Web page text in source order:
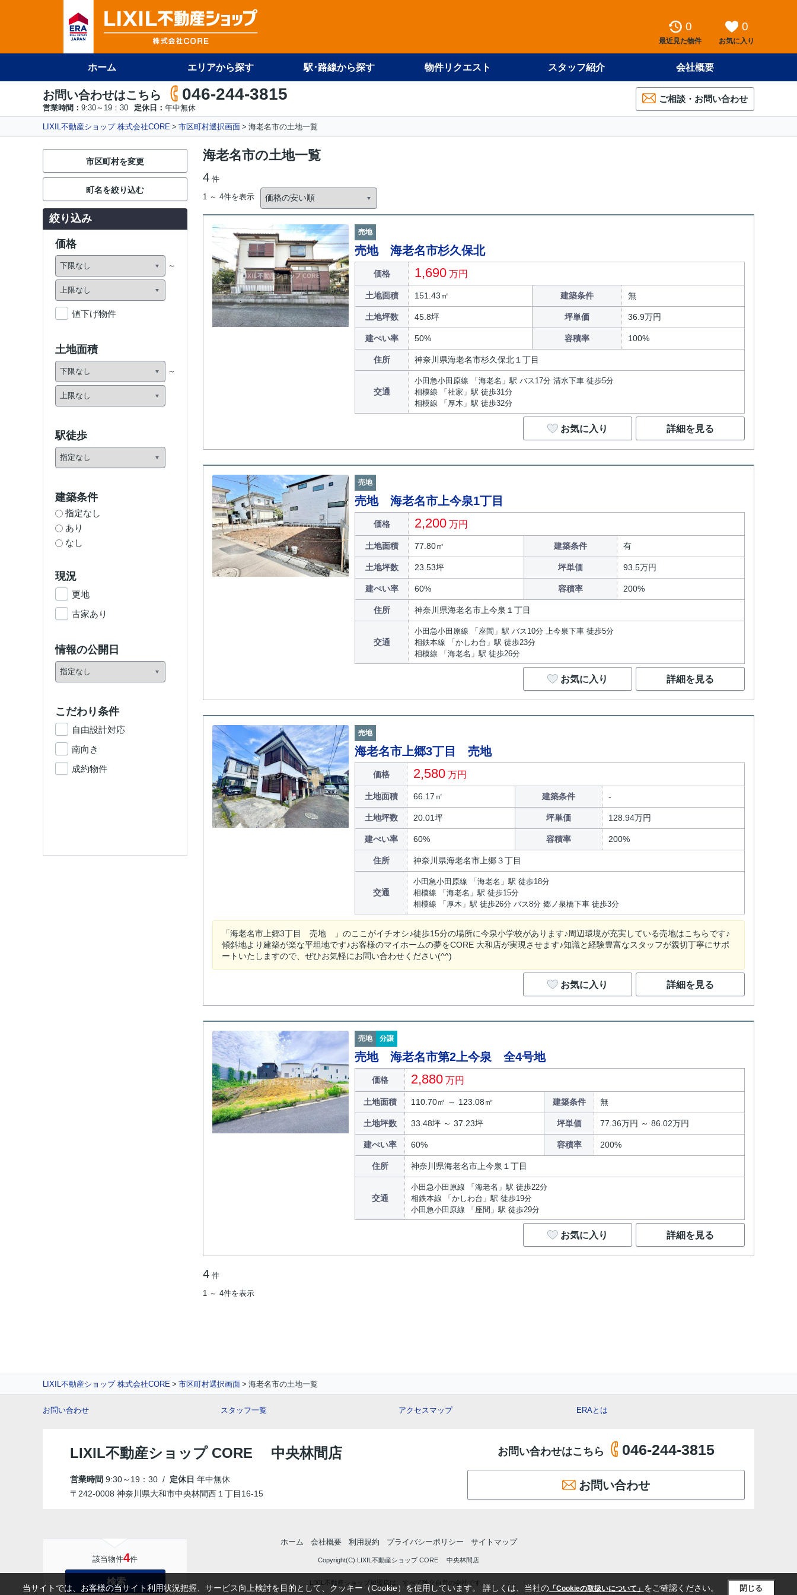
0
最近見た物件
0
お気に入り
ホーム エリアから探す 駅･路線から探す 物件リクエスト スタッフ紹介 会社概要
お問い合わせはこちら 046-244-3815
営業時間： 9:30～19：30 定休日： 年中無休
ご相談・お問い合わせ
LIXIL不動産ショップ 株式会社CORE 市区町村選択画面 海老名市の土地一覧
海老名市の土地一覧
4 件
1 ～ 4件を表示
売地
売地 海老名市杉久保北
価格 1,690 万円
土地面積 151.43㎡ 建築条件 無
土地坪数 45.8坪 坪単価 36.9万円
建ぺい率 50% 容積率 100%
住所 神奈川県海老名市杉久保北１丁目
交通
小田急小田原線 「海老名」駅 バス17分 清水下車 徒歩5分
相模線 「社家」駅 徒歩31分
相模線 「厚木」駅 徒歩32分
お気に入り 詳細を見る
売地
売地 海老名市上今泉1丁目
価格 2,200 万円
土地面積 77.80㎡ 建築条件 有
土地坪数 23.53坪 坪単価 93.5万円
建ぺい率 60% 容積率 200%
住所 神奈川県海老名市上今泉１丁目
交通
小田急小田原線 「座間」駅 バス10分 上今泉下車 徒歩5分
相鉄本線 「かしわ台」駅 徒歩23分
相模線 「海老名」駅 徒歩26分
お気に入り 詳細を見る
売地
海老名市上郷3丁目 売地
価格 2,580 万円
土地面積 66.17㎡ 建築条件
土地坪数 20.01坪 坪単価 128.94万円
建ぺい率 60% 容積率 200%
住所 神奈川県海老名市上郷３丁目
交通
小田急小田原線 「海老名」駅 徒歩18分
相模線 「海老名」駅 徒歩15分
相模線 「厚木」駅 徒歩26分 バス8分 郷ノ泉橋下車 徒歩3分
「海老名市上郷3丁目 売地 」のここがイチオシ♪徒歩15分の場所に今泉小学校があります♪周辺環境が充実している売地はこちらです♪
傾斜地より建築が楽な平坦地です♪お客様のマイホームの夢をCORE 大和店が実現させます♪知識と経験豊富なスタッフが親切丁寧にサポ
ートいたしますので、ぜひお気軽にお問い合わせください(^^)
お気に入り 詳細を見る
売地 分譲
売地 海老名市第2上今泉 全4号地
価格 2,880 万円
土地面積 110.70㎡ ～ 123.08㎡ 建築条件 無
土地坪数 33.48坪 ～ 37.23坪 坪単価 77.36万円 ～ 86.02万円
建ぺい率 60% 容積率 200%
住所 神奈川県海老名市上今泉１丁目
交通
小田急小田原線 「海老名」駅 徒歩22分
相鉄本線 「かしわ台」駅 徒歩19分
小田急小田原線 「座間」駅 徒歩29分
お気に入り 詳細を見る
4 件
1 ～ 4件を表示
市区町村を変更
町名を絞り込む
絞り込み
価格
値下げ物件
土地面積
駅徒歩
建築条件
指定なし
あり
なし
現況
更地
古家あり
情報の公開日
こだわり条件
自由設計対応
南向き
成約物件
該当物件4件
検索
LIXIL不動産ショップ 株式会社CORE 市区町村選択画面 海老名市の土地一覧
お問い合わせ スタッフ一覧 アクセスマップ ERAとは
LIXIL不動産ショップ CORE 中央林間店
営業時間 9:30～19：30 / 定休日 年中無休
〒242-0008 神奈川県大和市中央林間西１丁目16-15
お問い合わせはこちら 046-244-3815
お問い合わせ
ホーム 会社概要 利用規約 プライバシーポリシー サイトマップ
Copyright(C) LIXIL不動産ショップ CORE 中央林間店
LIXIL不動産ショップ加盟店は、すべて独立自営の会社です。
当サイトでは、お客様の当サイト利用状況把握、サービス向上検討を目的として、クッキー（Cookie）を使用しています。 詳しくは、当社の「Cookieの取扱いについて」 をご確認ください。 閉じる